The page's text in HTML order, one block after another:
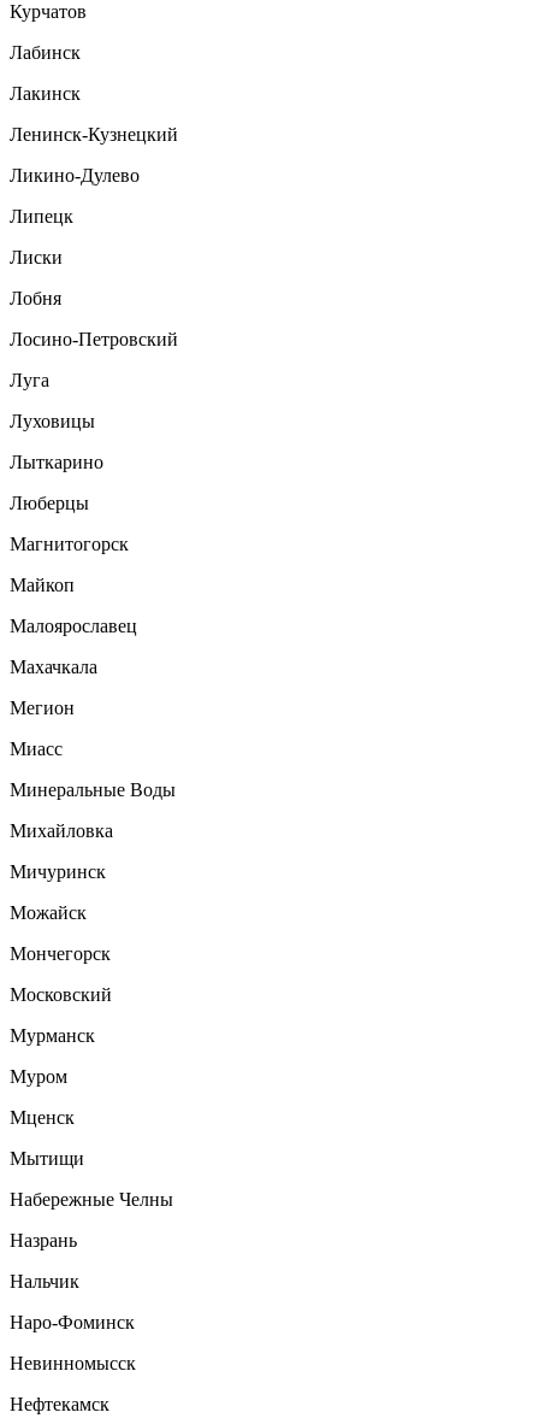
Курчатов
Лабинск
Лакинск
Ленинск-Кузнецкий
Ликино-Дулево
Липецк
Лиски
Лобня
Лосино-Петровский
Луга
Луховицы
Лыткарино
Люберцы
Магнитогорск
Майкоп
Малоярославец
Махачкала
Мегион
Миасс
Минеральные Воды
Михайловка
Мичуринск
Можайск
Мончегорск
Московский
Мурманск
Муром
Мценск
Мытищи
Набережные Челны
Назрань
Нальчик
Наро-Фоминск
Невинномысск
Нефтекамск